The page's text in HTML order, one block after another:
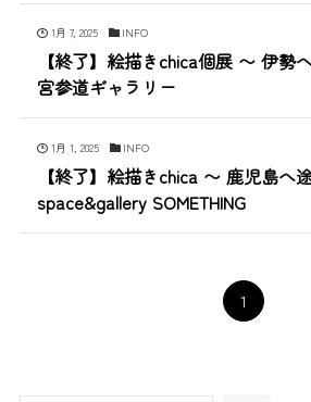
1月 7, 2025 INFO
【終了】絵描きchica個展 〜 伊勢
宮参道ギャラリー
1月 1, 2025 INFO
【終了】絵描きchica 〜 鹿児島へ
space&gallery SOMETHING
1